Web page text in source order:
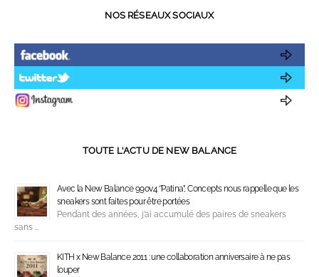
NOS RÉSEAUX SOCIAUX
TOUTE L'ACTU DE NEW BALANCE
Avec la New Balance 990v4 ‘’Patina’’, Concepts nous rappelle que les
sneakers sont faites pour être portées
Pendant des années, j’ai accumulé des paires de sneakers
sans …
KITH x New Balance 2011 : une collaboration anniversaire à ne pas
louper